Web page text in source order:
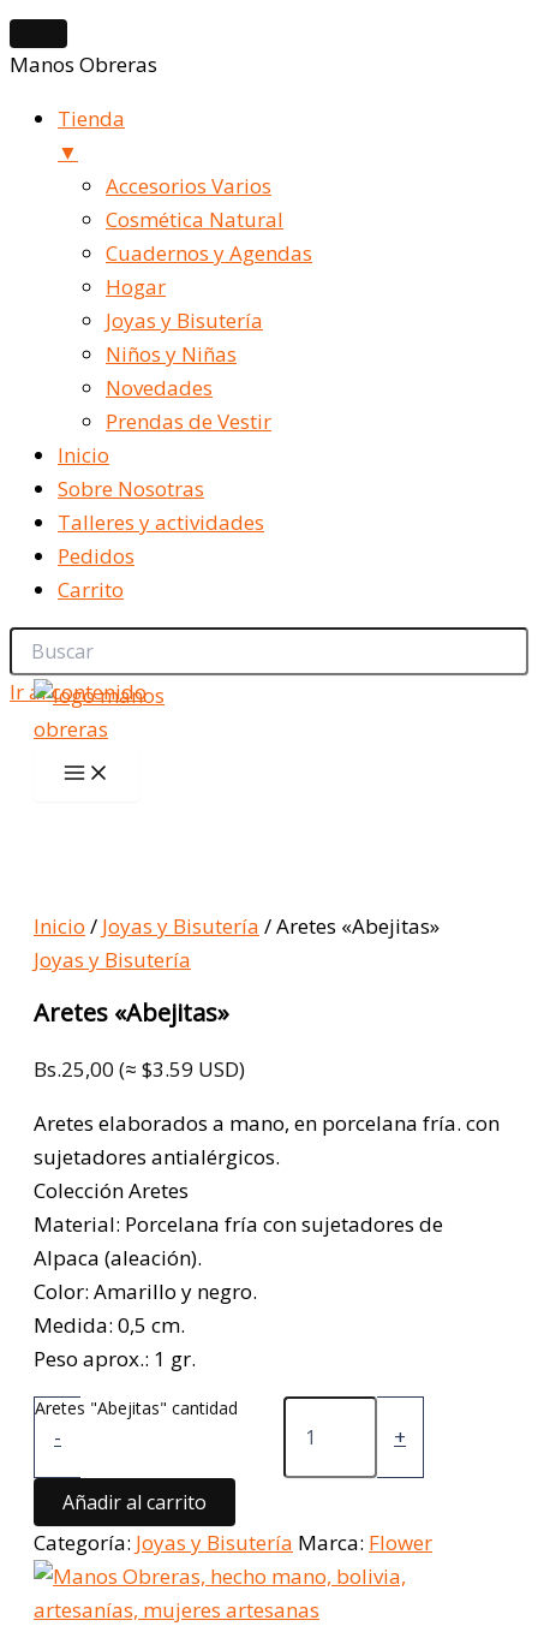
Manos Obreras
Tienda
▼
Accesorios Varios
Cosmética Natural
Cuadernos y Agendas
Hogar
Joyas y Bisutería
Niños y Niñas
Novedades
Prendas de Vestir
Inicio
Sobre Nosotras
Talleres y actividades
Pedidos
Carrito
Ir al contenido
Inicio / Joyas y Bisutería / Aretes «Abejitas»
Joyas y Bisutería
Aretes «Abejitas»
Bs.25,00 (≈ $3.59 USD)
Aretes elaborados a mano, en porcelana fría. con
sujetadores antialérgicos.
Colección Aretes
Material: Porcelana fría con sujetadores de
Alpaca (aleación).
Color: Amarillo y negro.
Medida: 0,5 cm.
Peso aprox.: 1 gr.
-
Aretes "Abejitas" cantidad
+
Añadir al carrito
Categoría: Joyas y Bisutería Marca: Flower